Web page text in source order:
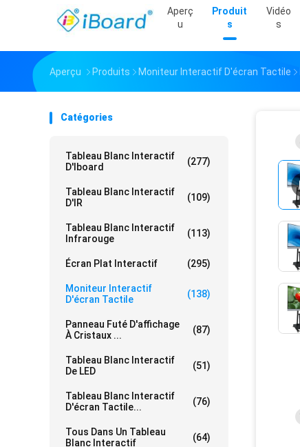
Aperç
U
Produit
S
Vidéo
S
Aperçu Produits Moniteur Interactif D'écran Tactile
Catégories
Tableau Blanc Interactif
D'Iboard
(277)
Tableau Blanc Interactif
D'IR
(109)
Tableau Blanc Interactif
Infrarouge
(113)
Écran Plat Interactif (295)
Moniteur Interactif
D'écran Tactile
(138)
Panneau Futé D'affichage
À Cristaux ...
(87)
Tableau Blanc Interactif
De LED
(51)
Tableau Blanc Interactif
D'écran Tactile...
(76)
Tous Dans Un Tableau
Blanc Interactif
(64)